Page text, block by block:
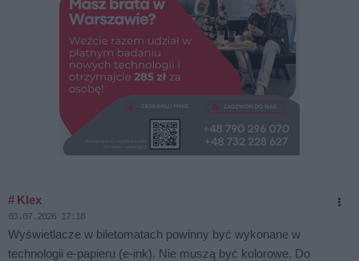
# Klex
03.07.2026 17:18
Wyświetlacze w biletomatach powinny być wykonane w
technologii e-papieru (e-ink). Nie muszą być kolorowe. Do